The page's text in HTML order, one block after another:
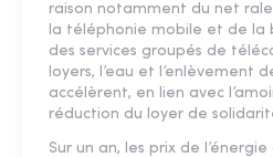
raison notamment du net
la téléphonie mobile et de la
des services groupés de
loyers, l’eau et l’enlèvement
accélèrent, en lien avec
réduction du loyer de
Sur un an, les prix de